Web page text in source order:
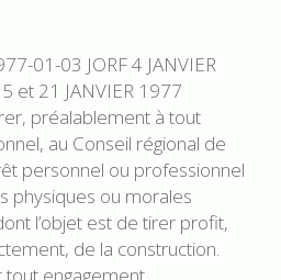
01-03 JORF 4 JANVIER
et 21 JANVIER 1977
préalablement à tout
au Conseil régional de
personnel ou professionnel
physiques ou morales
l’objet est de tirer profit,
de la construction.